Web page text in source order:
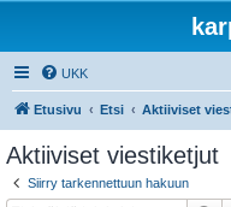
UKK
Etusivu Etsi Aktiiviset
Aktiiviset viestiketjut
Siirry tarkennettuun hakuun